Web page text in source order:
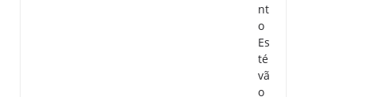
nt
o
Es
té
vã
o